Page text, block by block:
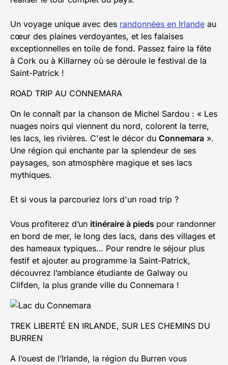
Un voyage unique avec des randonnées en Irlande au
cœur des plaines verdoyantes, et les falaises
exceptionnelles en toile de fond. Passez faire la fête
à Cork ou à Killarney où se déroule le festival de la
Saint-Patrick !
ROAD TRIP AU CONNEMARA
On le connaît par la chanson de Michel Sardou : « Les
nuages noirs qui viennent du nord, colorent la terre,
les lacs, les rivières. C'est le décor du Connemara ».
Une région qui enchante par la splendeur de ses
paysages, son atmosphère magique et ses lacs
mythiques.
Et si vous la parcouriez lors d'un road trip ?
Vous profiterez d’un itinéraire à pieds pour randonner
en bord de mer, le long des lacs, dans des villages et
des hameaux typiques… Pour rendre le séjour plus
festif et ajouter au programme la Saint-Patrick,
découvrez l’ambiance étudiante de Galway ou
Clifden, la plus grande ville du Connemara !
TREK LIBERTÉ EN IRLANDE, SUR LES CHEMINS DU
BURREN
A l’ouest de l’Irlande, la région du Burren vous